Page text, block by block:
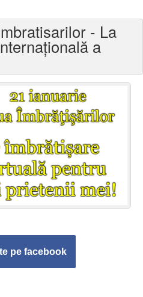
- La
a
pe facebook